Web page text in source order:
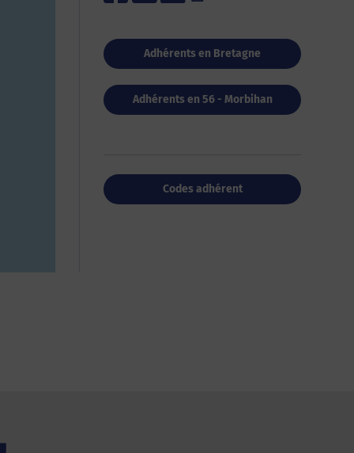
Adhérents en Bretagne
Adhérents en 56 - Morbihan
Codes adhérent